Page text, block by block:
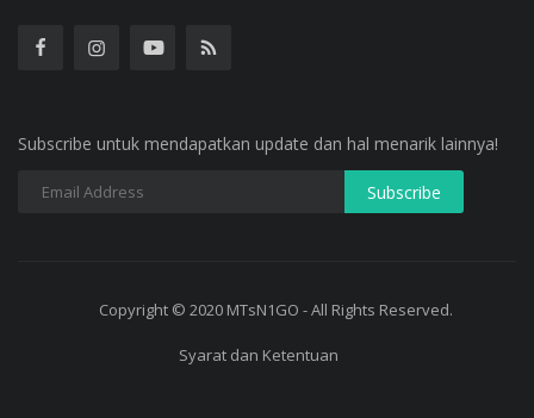
Subscribe untuk mendapatkan update dan hal menarik lainnya!
Copyright © 2020 MTsN1GO - All Rights Reserved.
Syarat dan Ketentuan